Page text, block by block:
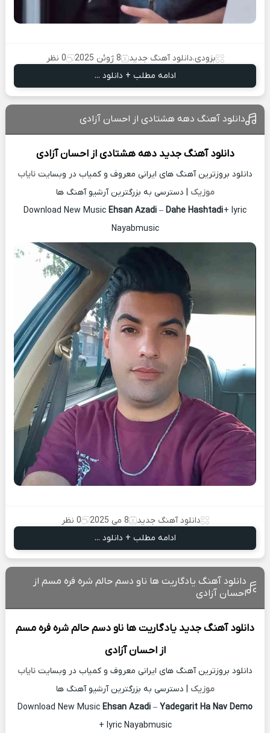
بزودی،دانلود آهنگ جدید 8 ژوئن 2025
0 نظر
ادامه مطلب + دانلود ...
دانلود آهنگ دهه هشتادی از احسان آزادی
دانلود آهنگ جدید دهه هشتادی ازاحسان آزادی
دانلود بروزترین آهنگ های ایرانی معروف و کمیاب در وبسایت نایاب
موزیک | دسترسی به بزرگترین آرشیو آهنگ ها
Download New Music Ehsan Azadi – Dahe Hashtadi+ lyric
Nayabmusic
دانلود آهنگ جدید 8 می 2025
0 نظر
ادامه مطلب + دانلود ...
دانلود آهنگ یادگاریت ها ناو دسم حالم شره فره مسم از
احسان آزادی
دانلود آهنگ جدید یادگاریت ها ناو دسم حالم شره فره مسم
ازاحسان آزادی
دانلود بروزترین آهنگ های ایرانی معروف و کمیاب در وبسایت نایاب
موزیک | دسترسی به بزرگترین آرشیو آهنگ ها
Download New Music Ehsan Azadi – Yadegarit Ha Nav Demo
+ lyric Nayabmusic